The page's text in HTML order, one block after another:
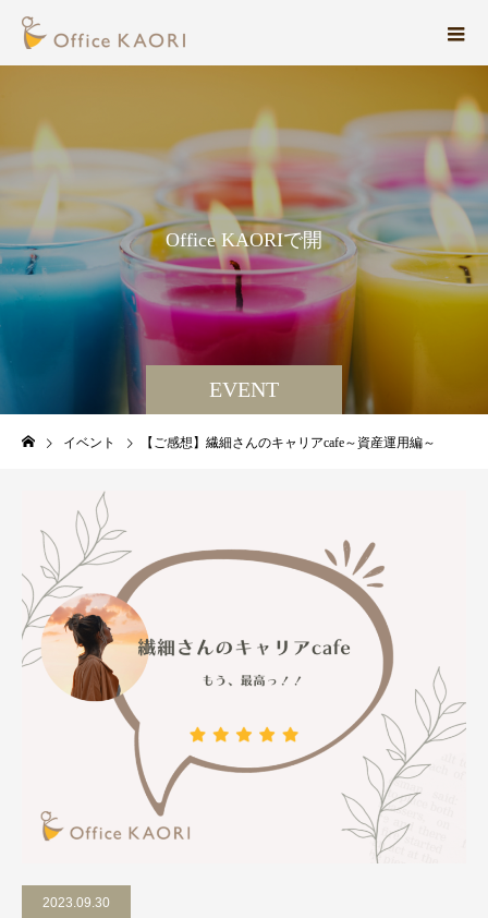
EVENT
Office KAORIで開催する
イベント 【ご感想】繊細さんのキャリアcafe～資産運用編～
2023.09.30